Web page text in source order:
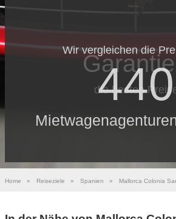
Wir vergleichen die
440
die besten
Home » Reiseziele » Spanien » Mallorca Colonia